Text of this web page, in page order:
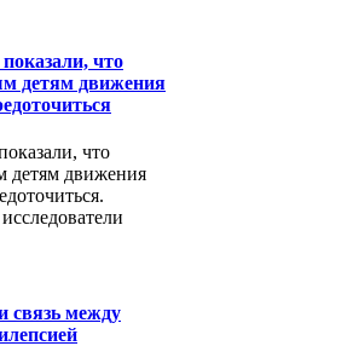
что
детям движения
что
детям движения
связь между